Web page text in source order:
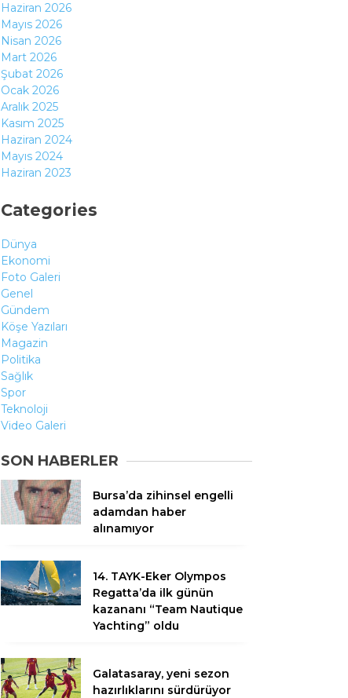
Haziran 2026
Mayıs 2026
Nisan 2026
Mart 2026
Şubat 2026
Ocak 2026
Aralık 2025
Kasım 2025
Haziran 2024
Mayıs 2024
Haziran 2023
Categories
Dünya
Ekonomi
Foto Galeri
Genel
Gündem
Köşe Yazıları
Magazin
Politika
Sağlık
Spor
Teknoloji
Video Galeri
SON HABERLER
Bursa’da zihinsel engelli
adamdan haber
alınamıyor
14. TAYK-Eker Olympos
Regatta’da ilk günün
kazananı “Team Nautique
Yachting” oldu
Galatasaray, yeni sezon
hazırlıklarını sürdürüyor